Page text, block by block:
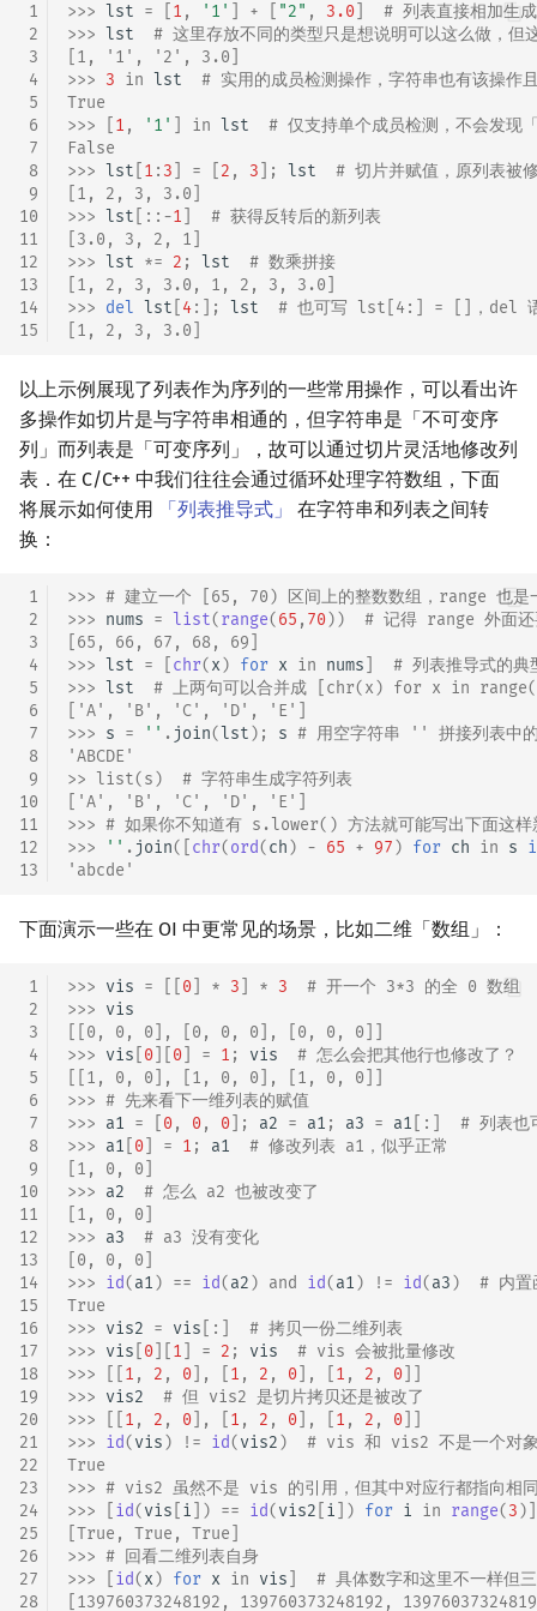
1
2
3
4
5
6
7
8
9
10
11
12
13
14
15
>>> lst = 1 , '1' + "2" , 3.0
# 列表直接相加生
>>> lst
# 这里存放不同的类型只是想说明可以这么做，但
[1, '1', '2', 3.0]
>>> 3 in lst
# 实用的成员检测操作，字符串也有该操作
True
>>>
1 , '1' in lst
# 仅支持单个成员检测，不会发现
False
>>> lst 1 : 3 = 2 , 3 ]; lst
# 切片并赋值，原列表被
[1, 2, 3, 3.0]
>>> lst [:: -1
# 获得反转后的新列表
[3.0, 3, 2, 1]
>>> lst *= 2 ; lst
# 数乘拼接
[1, 2, 3, 3.0, 1, 2, 3, 3.0]
>>> del lst 4:]; lst
# 也可写 lst[4:] = []，del 语句
[1, 2, 3, 3.0]
以上示例展现了列表作为序列的一些常用操作，可以看出许
多操作如切片是与字符串相通的，但字符串是「不可变序
列」而列表是「可变序列」，故可以通过切片灵活地修改列
表．在 C/C++ 中我们往往会通过循环处理字符数组，下面
将展示如何使用
「列表推导式」
在字符串和列表之间转
换：
1
2
3
4
5
6
7
8
9
10
11
12
13
>>> # 建立一个 [65, 70) 区间上的整数数组，range 也是一
>>> nums = list(range(65 , 70))
# 记得 range 外面
[65, 66, 67, 68, 69]
>>> lst = chr(x) for x in nums
# 列表推导式
>>> lst
# 上两句可以合并成 [chr(x) for x in
['A', 'B', 'C', 'D', 'E']
>>> s = '' . join(lst); s # 用空字符串 '' 拼接列表中的
'ABCDE'
>> list(s)  # 字符串生成字符列表
['A', 'B', 'C', 'D', 'E']
>>> # 如果你不知道有 s.lower() 方法就可能写出下面这样
>>>
'' . join([ chr(ord(ch) - 65 + 97) for ch in s
'abcde'
下面演示一些在 OI 中更常见的场景，比如二维「数组」：
1
2
3
4
5
6
7
8
9
10
11
12
13
14
15
16
17
18
19
20
21
22
23
24
25
26
27
28
>>> vis = 0 * 3 * 3
# 开一个 3*3 的全 0 数组
>>> vis
[[0, 0, 0], [0, 0, 0], [0, 0, 0]]
>>> vis 0 0 = 1 ; vis
# 怎么会把其他行也修改了？
[[1, 0, 0], [1, 0, 0], [1, 0, 0]]
>>> # 先来看下一维列表的赋值
>>> a1 = 0, 0, 0 ]; a2 = a1 ; a3 = a1 [:]
# 列表也
>>> a1 0 = 1 ; a1
# 修改列表 a1，似乎正常
[1, 0, 0]
>>> a2
# 怎么 a2 也被改变了
[1, 0, 0]
>>> a3
# a3 没有变化
[0, 0, 0]
>>> id(a1) == id(a2) and id(a1) != id(a3)
# 内置
True
>>> vis2 = vis [:]
# 拷贝一份二维列表
>>> vis 0 1 = 2 ; vis
# vis 会被批量修改
>>>
1 , 2 , 0 ], 1 , 2 , 0 ], 1 , 2 , 0
>>> vis2
# 但 vis2 是切片拷贝还是被改了
>>>
1 , 2 , 0 ], 1 , 2 , 0 ], 1 , 2 , 0
>>> id(vis) != id(vis2)
# vis 和 vis2 不是一个对
True
>>> # vis2 虽然不是 vis 的引用，但其中对应行都指向相
>>>
id(vis i ]) == id(vis2 i ]) for i in range(3)]
[True, True, True]
>>> # 回看二维列表自身
>>>
id(x) for x in vis
# 具体数字和这里不一样但
[139760373248192, 139760373248192,